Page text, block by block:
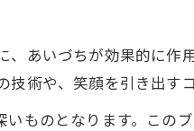
あいづちが効果的に作
術や、笑顔を引き出す
ものとなります。この